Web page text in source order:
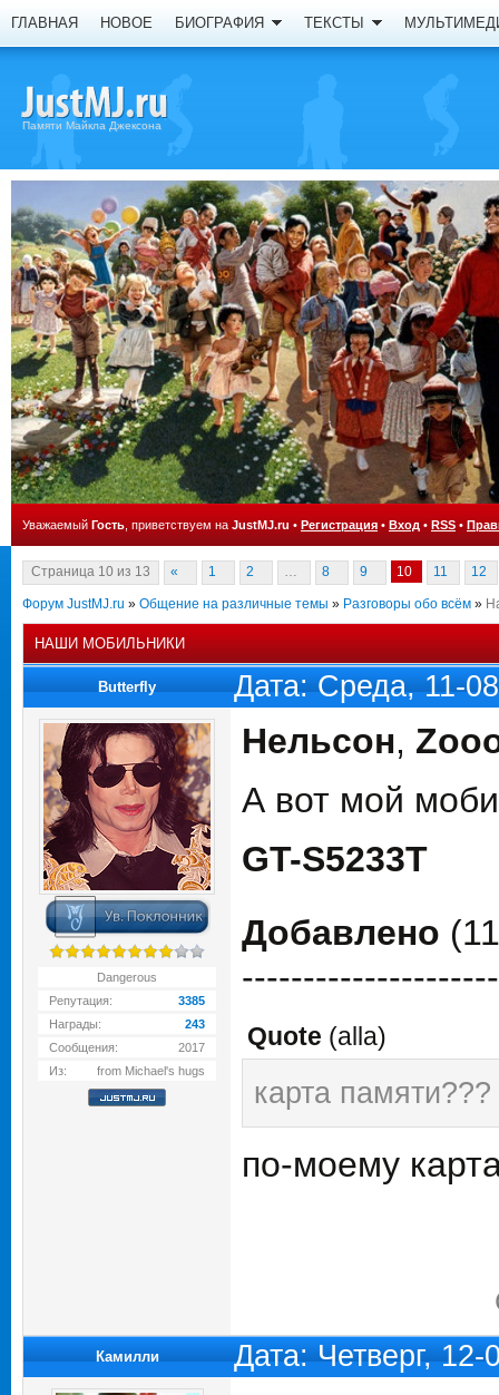
ГЛАВНАЯ НОВОЕ БИОГРАФИЯ ТЕКСТЫ
Памяти Майкла Джексона
Уважаемый Гость , приветствуем на JustMJ.ru • Регистрация • Вход • RSS •
Страница 10 из 13 « 1 2 … 8 9 10 11 12
Форум JustMJ.ru » Общение на различные темы » Разговоры обо всём »
НАШИ МОБИЛЬНИКИ
Butterfly Дата: Среда, 11-
Dangerous
Репутация:
3385
Награды:
243
Сообщения:
2017
Из:
from Michael's hugs
Нельсон,
А вот мой
GT-S5233T
Добавлено
Quote (alla)
карта памяти???
по-моему
Камилли Дата: Четверг,